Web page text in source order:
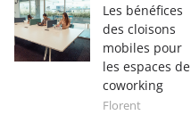
Les bénéfices
des cloisons
mobiles pour
les espaces de
coworking
Florent